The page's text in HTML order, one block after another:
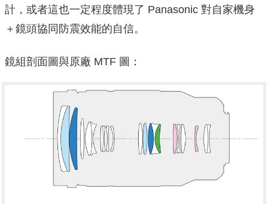
計，或者這也一定程度體現了 Panasonic 對自家機身
＋鏡頭協同防震效能的自信。
鏡組剖面圖與原廠 MTF 圖：